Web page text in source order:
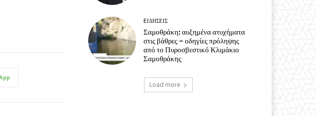
EΙΔΗΣΕΙΣ
Σαμοθράκη: αυξημένα ατυχήματα
στις βάθρες – οδηγίες πρόληψης
από το Πυροσβεστικό Κλιμάκιο
Σαμοθράκης
Load more